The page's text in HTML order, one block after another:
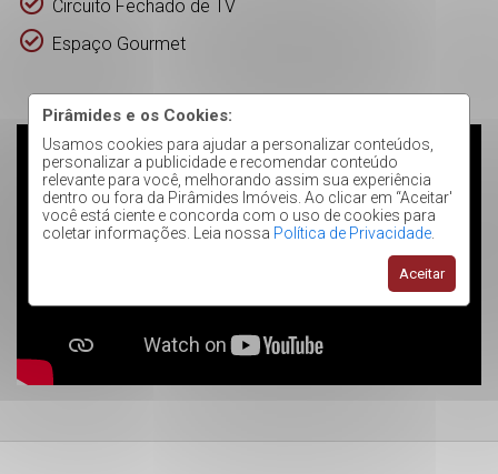
Pirâmides e os Cookies:
Usamos cookies para ajudar a personalizar conteúdos,
personalizar a publicidade e recomendar conteúdo
relevante para você, melhorando assim sua experiência
dentro ou fora da Pirâmides Imóveis. Ao clicar em “Aceitar'
você está ciente e concorda com o uso de cookies para
coletar informações. Leia nossa Política de Privacidade
Aceitar
Circuito Fechado de TV
Espaço Gourmet